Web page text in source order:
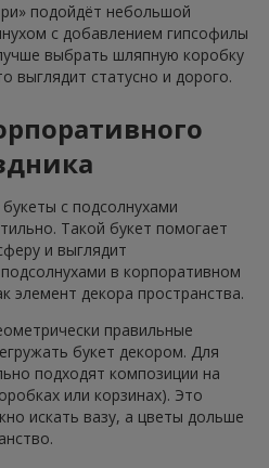
подойдёт небольшой
с добавлением гипсофилы
выбрать шляпную коробку
выглядит статусно и дорого.
с подсолнухами
Такой букет помогает
и выглядит
в корпоративном
элемент декора пространства.
правильные
букет декором. Для
подходят композиции на
или корзинах). Это
искать вазу, а цветы дольше